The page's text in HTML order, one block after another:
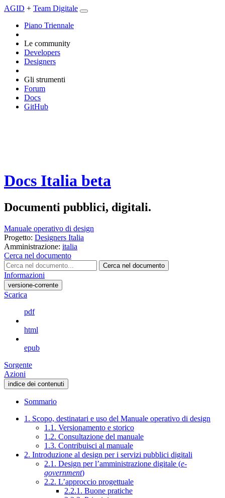
AGID + Team Digitale
Piano Triennale
Le community
Developers
Designers
Gli strumenti
Forum
Docs
GitHub
Docs Italia beta
Documenti pubblici, digitali.
Manuale operativo di design
Progetto: Designers Italia
Amministrazione: italia
Cerca nel documento
Cerca nel documento
Informazioni
versione-corrente
Scarica
pdf
html
epub
Sorgente
Azioni
indice dei contenuti
Sommario
1. Scopo, destinatari e uso del Manuale operativo di design
1.1. Versionamento e storico
1.2. Consultazione del manuale
1.3. Contribuisci al manuale
2. Introduzione al design per i servizi pubblici digitali
2.1. Design per l’amministrazione digitale (e-
government)
2.2. L’approccio progettuale
2.2.1. Buone pratiche